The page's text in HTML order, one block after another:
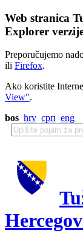
Web stranica
Explorer
Preporučujemo
ili Firefox.
Ako koristite
View".
bos hrv срп eng